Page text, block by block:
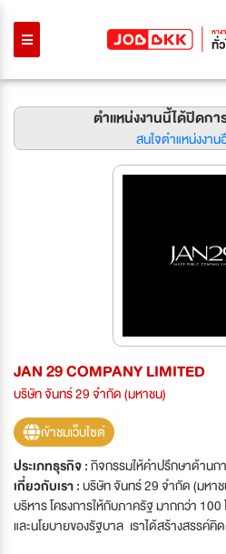
ตำแหน่งงานนี้ได้ปิดก
สนใจตำแหน่งงา
JAN 29 COMPANY LIMITED
บริษัท จันทร์ 29 จำกัด (มหาชน)
เข้าชมเว็บไซต์
ประเภทธุรกิจ :กิจกรรมให้คำปรึกษาด้าน
เกี่ยวกับเรา :บริษัท จันทร์ 29 จำกัด (มหา
บริหาร โครงการให้กับภาครัฐ มากกว่า
และนโยบายของรัฐบาล เราได้สร้างสรรค์คิดค้น และพัฒนาแพลตฟอร์มใหม่ๆ